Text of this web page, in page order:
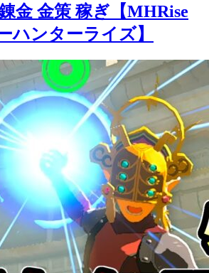
金 金策 稼ぎ【MHRise
ハンターライズ】